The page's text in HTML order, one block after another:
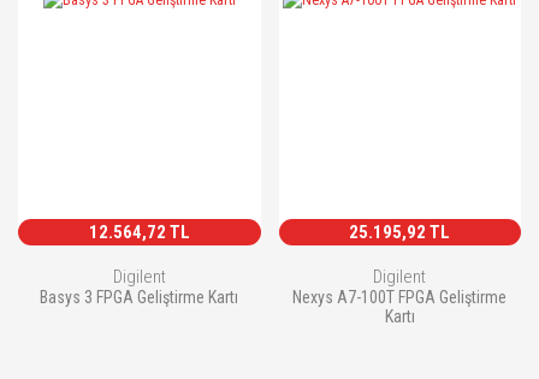
12.564,72 TL
Digilent
Basys 3 FPGA Geliştirme Kartı
25.195,92 TL
Digilent
Nexys A7-100T FPGA Geliştirme
Kartı